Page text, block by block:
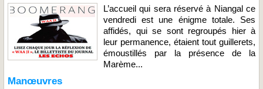
L’accueil qui sera réservé à Niangal ce
vendredi est une énigme totale. Ses
affidés, qui se sont regroupés hier à
leur permanence, étaient tout guillerets,
émoustillés par la présence de la
Marème...
Manœuvres